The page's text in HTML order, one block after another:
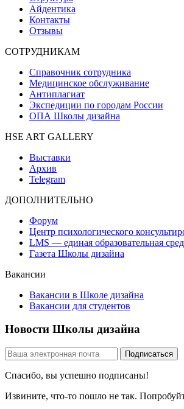
Айдентика
Контакты
Отзывы
СОТРУДНИКАМ
Справочник сотрудника
Медицинское обслуживание
Антиплагиат
Экспедиции по городам России
ОПА Школы дизайна
HSE ART GALLERY
Выставки
Архив
Telegram
ДОПОЛНИТЕЛЬНО
Форум
Центр психологического
LMS — единая образовательная
Газета Школы дизайна
Вакансии
Вакансии в Школе дизайна
Вакансии для студентов
Новости Школы дизайна
Спасибо, вы успешно подписаны!
Извините, что-то пошло не так.